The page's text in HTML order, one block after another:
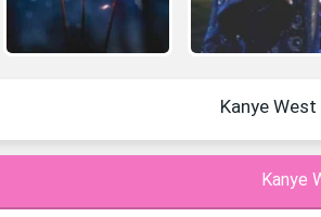
Kanye West